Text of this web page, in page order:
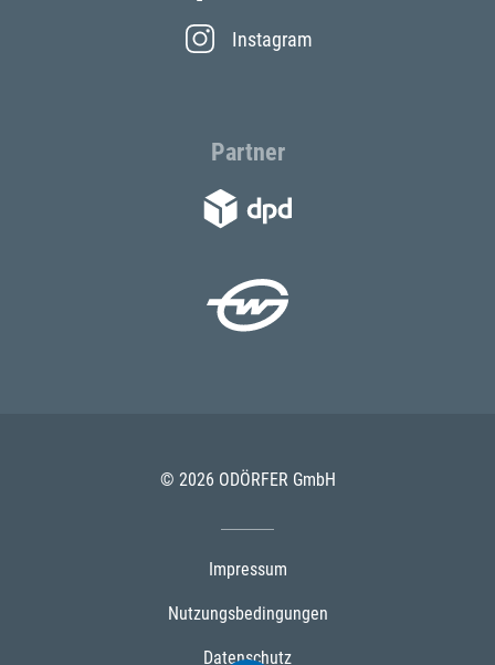
Instagram
Partner
© 2026 ODÖRFER GmbH
Impressum
Nutzungsbedingungen
Datenschutz